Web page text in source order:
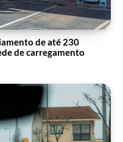
de até 230
de carregamento